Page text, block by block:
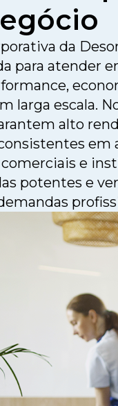
da
para atender
larga escala.
alto
em
e
potentes e